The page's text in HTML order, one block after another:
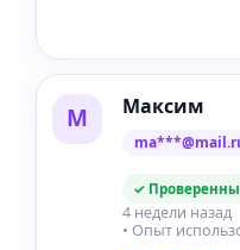
М Максим
✓
4 недели назад
• Опыт